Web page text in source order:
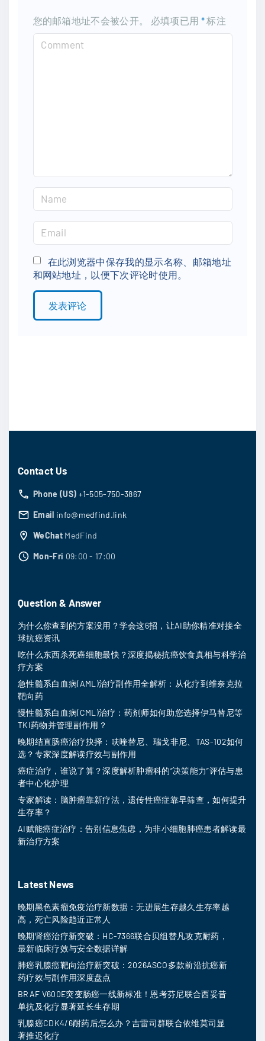
您的邮箱地址不会被公开。 必填项已用 *标注
a
e
*
m
a
i
l
在此浏览器中保存我的显示名称、邮箱地址
和网站地址，以便下次评论时使用。
Contact Us
Phone (US) +1-505-750-3867
Email info@medfind.link
WeChat MedFind
Mon-Fri 09:00 - 17:00
Question & Answer
为什么你查到的方案没用？学会这6招，让AI助你精准对接全
球抗癌资讯
吃什么东西杀死癌细胞最快？深度揭秘抗癌饮食真相与科学治
疗方案
急性髓系白血病(AML)治疗副作用全解析：从化疗到维奈克拉
靶向药
慢性髓系白血病(CML)治疗：药剂师如何助您选择伊马替尼等
TKI药物并管理副作用？
晚期结直肠癌治疗抉择：呋喹替尼、瑞戈非尼、TAS-102如何
选？专家深度解读疗效与副作用
癌症治疗，谁说了算？深度解析肿瘤科的“决策能力”评估与患
者中心化护理
专家解读：脑肿瘤靠新疗法，遗传性癌症靠早筛查，如何提升
生存率？
AI赋能癌症治疗：告别信息焦虑，为非小细胞肺癌患者解读最
新治疗方案
Latest News
晚期黑色素瘤免疫治疗新数据：无进展生存越久生存率越
高，死亡风险趋近正常人
晚期肾癌治疗新突破：HC-7366联合贝组替凡攻克耐药，
最新临床疗效与安全数据详解
肺癌乳腺癌靶向治疗新突破：2026ASCO多款前沿抗癌新
药疗效与副作用深度盘点
BRAF V600E突变肠癌一线新标准！恩考芬尼联合西妥昔
单抗及化疗显著延长生存期
乳腺癌CDK4/6耐药后怎么办？吉雷司群联合依维莫司显
著推迟化疗